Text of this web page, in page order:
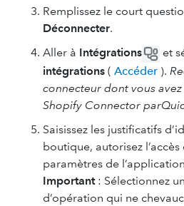
Remplissez le court
Déconnecter.
Aller à Intégrations et
intégrations ( Accéder ).
connecteur dont vous
Shopify Connector
Saisissez les justificatifs
boutique, autorisez
paramètres de
Important: Sélectionnez
d’opération qui ne